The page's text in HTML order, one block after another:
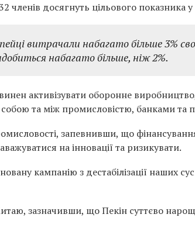
членів досягнуть цільового показника у
витрачали набагато більше 3%
набагато більше, ніж 2%.
активізувати оборонне
та між промисловістю, банками та
запевнивши, що
на інновації та ризикувати.
кампанію з дестабілізації наших
зазначивши, що Пекін суттєво